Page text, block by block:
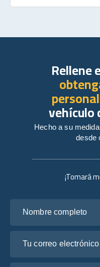
¡Tomará
Rellene
vehículo
Hecho a su
desde